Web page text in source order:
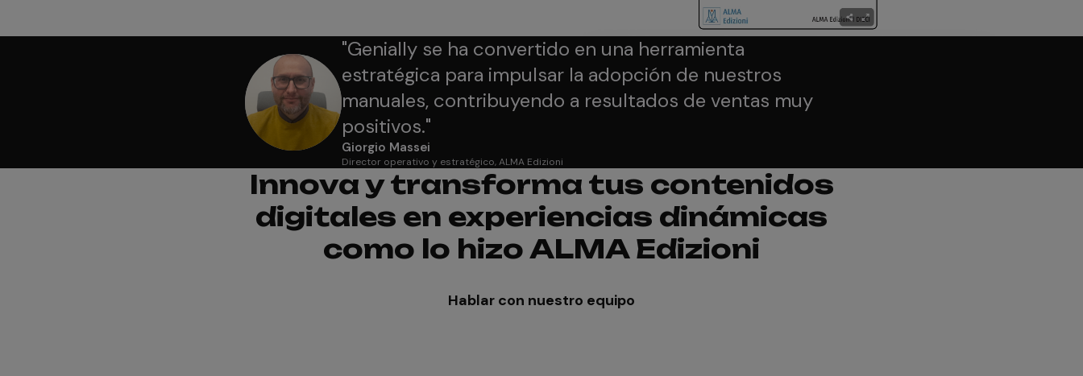
"Genially se ha convertido en una herramienta
estratégica para impulsar la adopción de nuestros
manuales, contribuyendo a resultados de ventas muy
positivos."
Giorgio Massei
Director operativo y estratégico, ALMA Edizioni
Innova y transforma tus contenidos
digitales en experiencias dinámicas
como lo hizo ALMA Edizioni
Hablar con nuestro equipo